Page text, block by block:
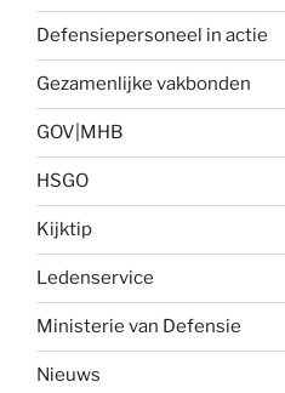
Defensiepersoneel in actie
Gezamenlijke vakbonden
GOV|MHB
HSGO
Kijktip
Ledenservice
Ministerie van Defensie
Nieuws